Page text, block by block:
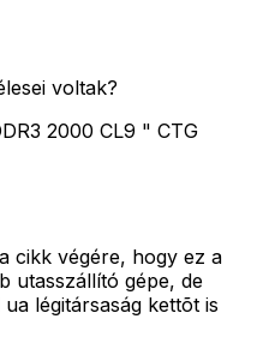
voltak?
2000 CL9 " CTG
cikk végére, hogy ez a
utasszállító gépe, de
légitársaság kettõt is